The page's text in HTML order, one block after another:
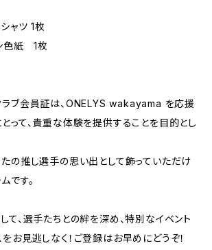
ャツ 1枚
色紙 1枚
資格
ラブ会員証は、ONELYS wakayama を応援
って、貴重な体験を提供することを目的とし
の推し選手の思い出として飾っていただけ
です。
て、選手たちとの絆を深め、特別なイベント
お見逃しなく！ご登録はお早めにどうぞ！